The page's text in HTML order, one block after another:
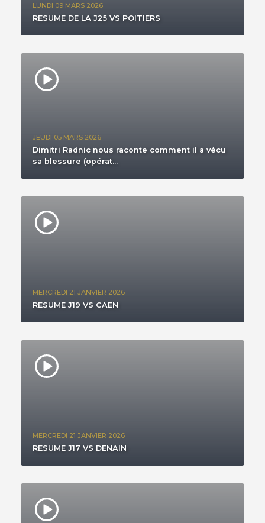
LUNDI 09 MARS 2026
RESUME DE LA J25 VS POITIERS
JEUDI 05 MARS 2026
Dimitri Radnic nous raconte comment il a vécu
sa blessure (opérat...
MERCREDI 21 JANVIER 2026
RESUME J19 VS CAEN
MERCREDI 21 JANVIER 2026
RESUME J17 VS DENAIN